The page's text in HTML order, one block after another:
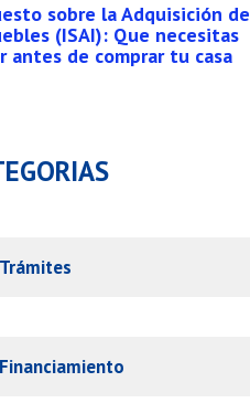
sobre la Adquisición de
(ISAI): Que necesitas
antes de comprar tu casa
Trámites
Financiamiento